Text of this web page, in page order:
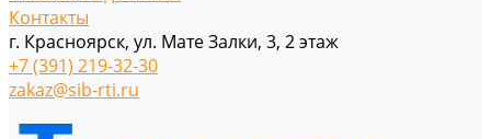
Контакты
г. Красноярск, ул. Мате Залки, 3, 2 этаж
+7 (391) 219-32-30
zakaz@sib-rti.ru